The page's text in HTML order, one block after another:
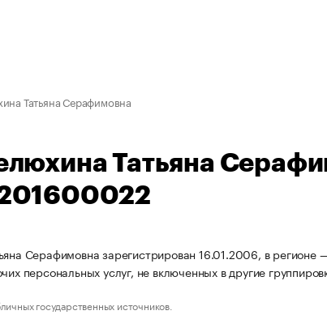
Татьяна Серафимовна
Татьяна
Серафимовна зарегистрирован 16.01.2006, в регионе
персональных услуг, не включенных в другие
государственных источников.